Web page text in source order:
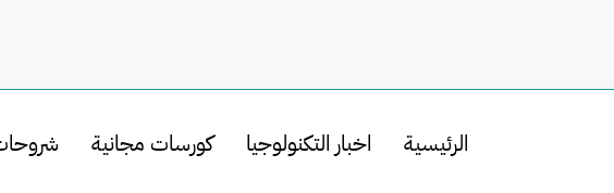
الرئيسية اخبار التكنولوجيا كورسات مجانية